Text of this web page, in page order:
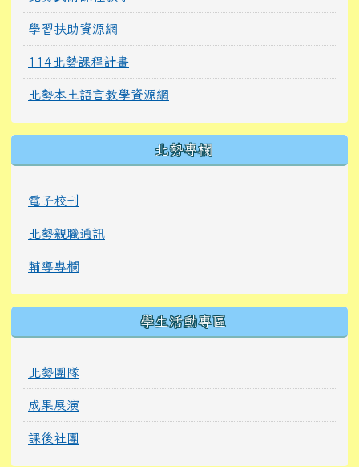
學習扶助資源網
114北勢課程計畫
北勢本土語言教學資源網
北勢專欄
電子校刊
北勢親職通訊
輔導專欄
學生活動專區
北勢團隊
成果展演
課後社團